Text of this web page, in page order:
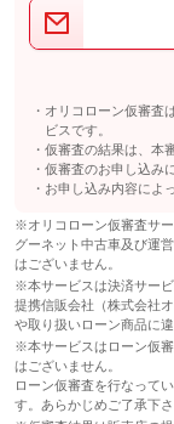
オリコローン仮審査
ビスです。
仮審査の結果は、本
仮審査のお申し込み
お申し込み内容によ
※オリコローン仮審査サ
グーネット中古車及び運
はございません。
※本サービスは決済サー
提携信販会社（株式会社
や取り扱いローン商品に違
※本サービスはローン仮
はございません。
ローン仮審査を行なって
す。あらかじめご了承下さ